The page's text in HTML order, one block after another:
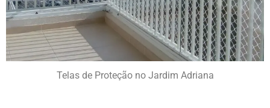
Telas de Proteção no Jardim Adriana